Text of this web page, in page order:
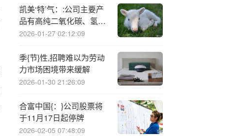
凯美‘特’气：:公司主要产
品有高纯二氧化碳、氢
气、液化气、戊烷、电子
2026-01-27 02:12:09
季{节}性,招聘难以为劳动
力市场困境带来缓解
2026-01-30 21:26:09
合富中国{：}公司股票将
于11月17日起停牌
2026-02-05 07:48:09